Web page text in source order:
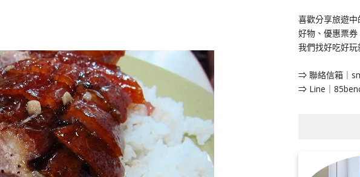
喜歡分享旅遊
好物、優惠票
我們找好吃好
⇒ 聯絡信箱｜
⇒ Line｜